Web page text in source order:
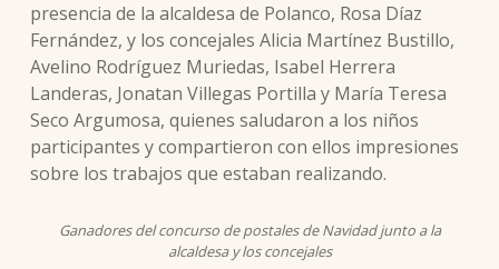
presencia de la alcaldesa de Polanco, Rosa Díaz
Fernández, y los concejales Alicia Martínez Bustillo,
Avelino Rodríguez Muriedas, Isabel Herrera
Landeras, Jonatan Villegas Portilla y María Teresa
Seco Argumosa, quienes saludaron a los niños
participantes y compartieron con ellos impresiones
sobre los trabajos que estaban realizando.
Ganadores del concurso de postales de Navidad junto a la
alcaldesa y los concejales